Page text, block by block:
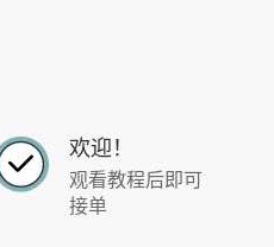
欢迎！
观看教程后即可
接单